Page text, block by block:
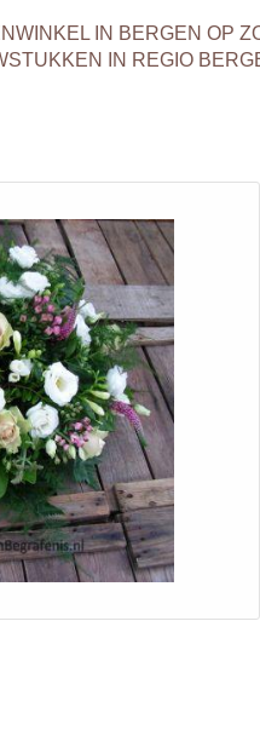
IN BERGEN OP
IN REGIO